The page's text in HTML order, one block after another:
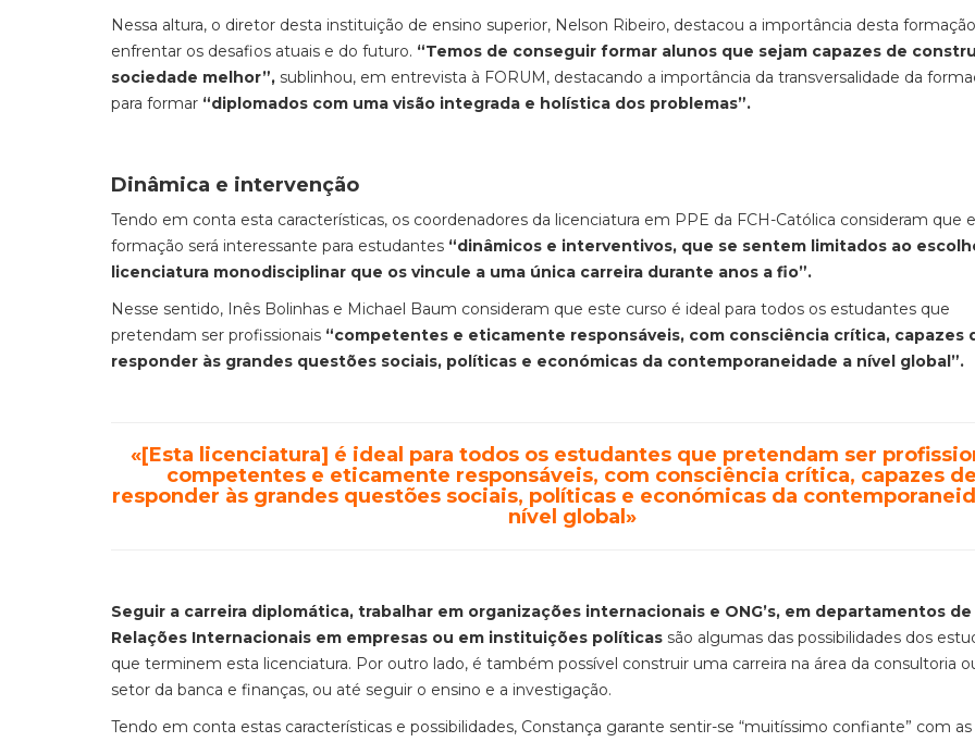
Nessa altura, o diretor desta instituição de ensino superior, Nelson Ribeiro, destacou a importância desta
enfrentar os desafios atuais e do futuro. “Temos de conseguir formar alunos que sejam capazes de
sociedade melhor”, sublinhou, em entrevista à FORUM, destacando a importância da transversalidade da
para formar “diplomados com uma visão integrada e holística dos problemas”.
Dinâmica e intervenção
Tendo em conta esta características, os coordenadores da licenciatura em PPE da FCH-Católica consideram que
formação será interessante para estudantes “dinâmicos e interventivos, que se sentem limitados ao
licenciatura monodisciplinar que os vincule a uma única carreira durante anos a fio”.
Nesse sentido, Inês Bolinhas e Michael Baum consideram que este curso é ideal para todos os estudantes que
pretendam ser profissionais “competentes e eticamente responsáveis, com consciência crítica, capazes
responder às grandes questões sociais, políticas e económicas da contemporaneidade a nível global”.
«[Esta licenciatura] é ideal para todos os estudantes que pretendam ser
competentes e eticamente responsáveis, com consciência crítica, capazes de
responder às grandes questões sociais, políticas e económicas da
nível global»
Seguir a carreira diplomática, trabalhar em organizações internacionais e ONG’s, em departamentos de
Relações Internacionais em empresas ou em instituições políticas são algumas das possibilidades dos
que terminem esta licenciatura. Por outro lado, é também possível construir uma carreira na área da consultoria
setor da banca e finanças, ou até seguir o ensino e a investigação.
Tendo em conta estas características e possibilidades, Constança garante sentir-se “muitíssimo confiante” com as